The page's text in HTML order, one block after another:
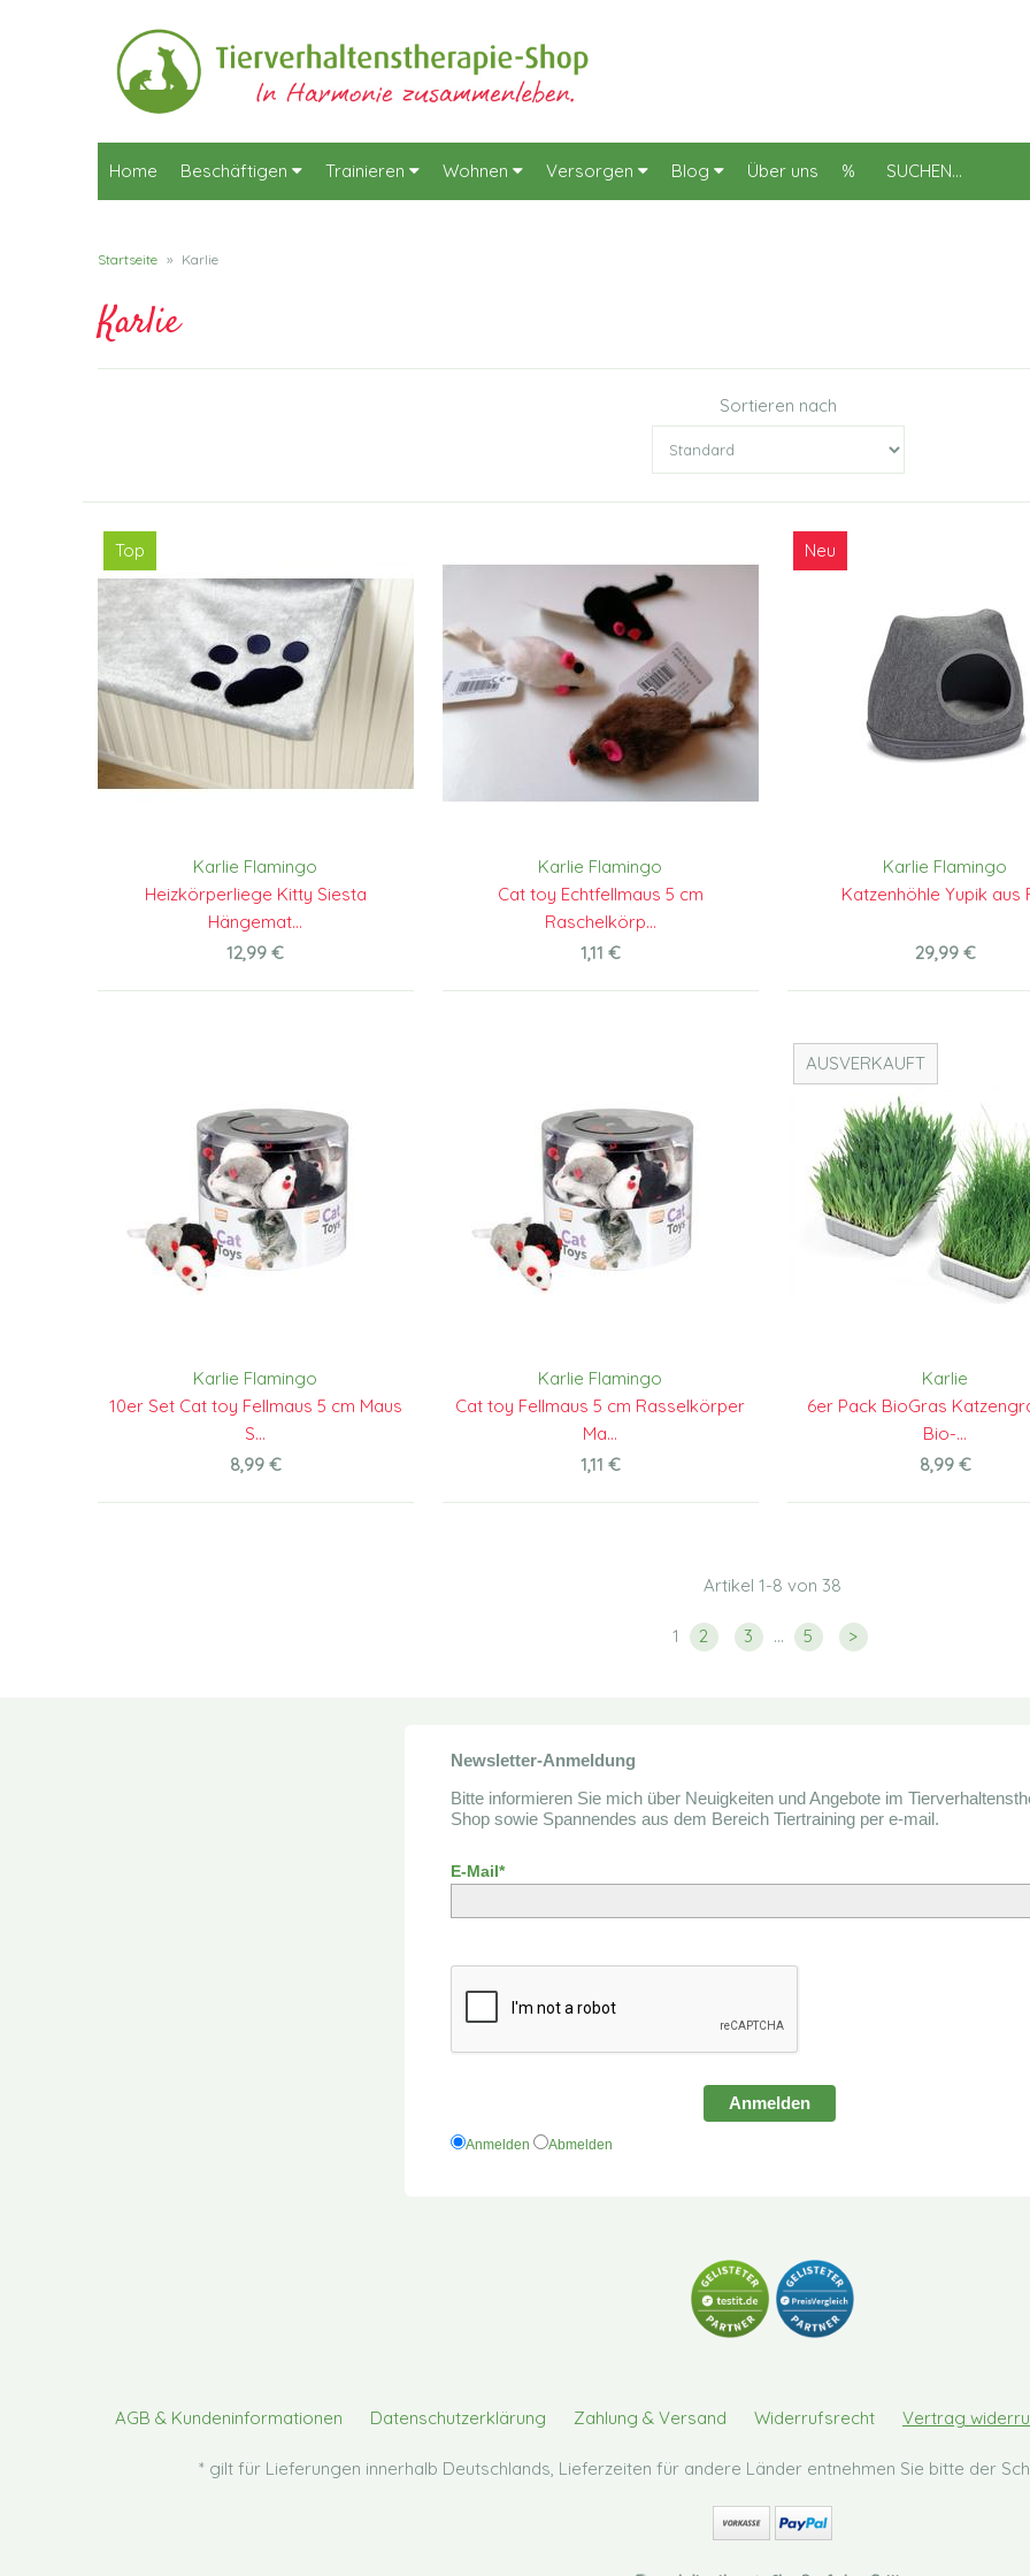
Home Beschäftigen Trainieren Wohnen Versorgen Blog Über uns %
Startseite » Karlie
Karlie
Sortieren nach
Top
Karlie Flamingo
Heizkörperliege Kitty Siesta
Hängemat...
12,99 €
Karlie Flamingo
Cat toy Echtfellmaus 5 cm
Raschelkörp...
1,11 €
Neu
Karlie Flamingo
Katzenhöhle Yupik aus
29,99 €
Karlie Flamingo
10er Set Cat toy Fellmaus 5 cm Maus
S...
8,99 €
Karlie Flamingo
Cat toy Fellmaus 5 cm Rasselkörper
Ma...
1,11 €
AUSVERKAUFT
Karlie
6er Pack BioGras
Bio-...
8,99 €
Artikel 1-8 von 38
1 2 3 … 5 >
Newsletter-Anmeldung
Bitte informieren Sie mich über Neuigkeiten und Angebote im
Shop sowie Spannendes aus dem Bereich Tiertraining per e-mail.
E-Mail*
Anmelden
Anmelden Abmelden
AGB & Kundeninformationen Datenschutzerklärung Zahlung & Versand Widerrufsrecht Vertrag
* gilt für Lieferungen innerhalb Deutschlands, Lieferzeiten für andere Länder entnehmen Sie bitte der